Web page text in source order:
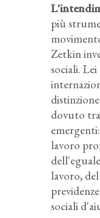
più
Zetkin
sociali.
dovuto
lavoro
lavoro,
sociali